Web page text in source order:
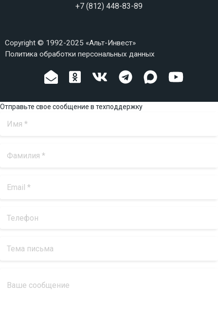
+7 (812) 448-83-89
Copyright © 1992-2025 «Альт-Инвест»
Политика обработки персональных данных
Отправьте свое сообщение в техподдержку